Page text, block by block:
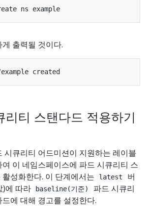
출력될 것이다.
리티 스탠다드 적용하기
시큐리티 어드미션이 지원하는 레이블
여 이 네임스페이스에 파드 시큐리티 스
활성화한다. 이 단계에서는
latest
버
)에 따라
baseline(기준)
파드 시큐리
드에 대해 경고를 설정한다.